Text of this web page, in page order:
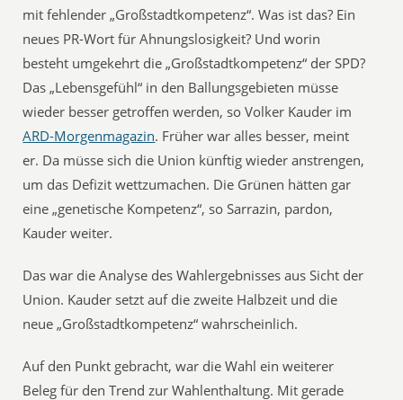
mit fehlender „Großstadtkompetenz“. Was ist das? Ein
neues PR-Wort für Ahnungslosigkeit? Und worin
besteht umgekehrt die „Großstadtkompetenz“ der SPD?
Das „Lebensgefühl“ in den Ballungsgebieten müsse
wieder besser getroffen werden, so Volker Kauder im
ARD-Morgenmagazin. Früher war alles besser, meint
er. Da müsse sich die Union künftig wieder anstrengen,
um das Defizit wettzumachen. Die Grünen hätten gar
eine „genetische Kompetenz“, so Sarrazin, pardon,
Kauder weiter.
Das war die Analyse des Wahlergebnisses aus Sicht der
Union. Kauder setzt auf die zweite Halbzeit und die
neue „Großstadtkompetenz“ wahrscheinlich.
Auf den Punkt gebracht, war die Wahl ein weiterer
Beleg für den Trend zur Wahlenthaltung. Mit gerade